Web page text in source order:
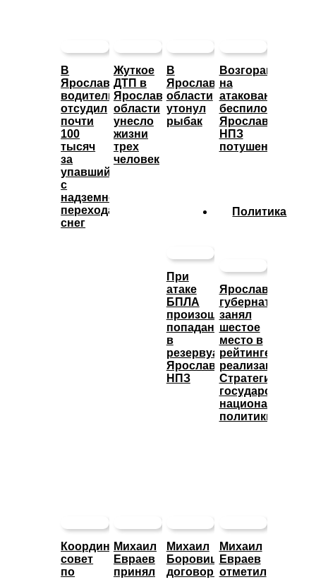
В
Ярославле
водитель
отсудил
почти
100
тысяч
за
упавший
с
надземного
перехода
снег
Жуткое
ДТП в
Ярославской
области
унесло
жизни
трех
человек
В
Ярославской
области
утонул
рыбак
Возгорание
на
атакованном
беспилотниками
Ярославском
НПЗ
потушено
При
атаке
БПЛА
произошло
попадание
в
резервуары
Ярославского
НПЗ
Политика
Ярославский
губернатор
занял
шестое
место в
рейтинге
реализации
Стратегии
национальной
политики
Координационный
совет
по
Михаил
Евраев
принял
Михаил
Боровицкий
договорился
Михаил
Евраев
отметил